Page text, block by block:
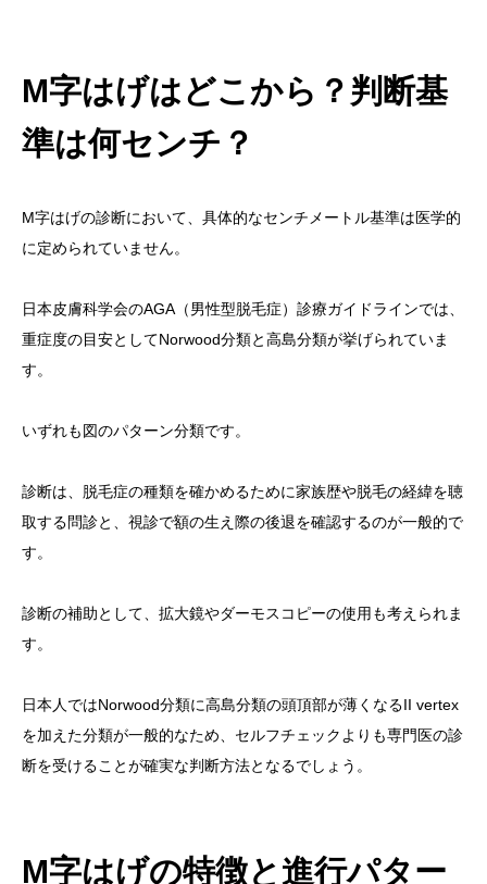
M字はげはどこから？判断基
準は何センチ？
M字はげの診断において、具体的なセンチメートル基準は医学的
に定められていません。
日本皮膚科学会のAGA（男性型脱毛症）診療ガイドラインでは、
重症度の目安としてNorwood分類と高島分類が挙げられていま
す。
いずれも図のパターン分類です。
診断は、脱毛症の種類を確かめるために家族歴や脱毛の経緯を聴
取する問診と、視診で額の生え際の後退を確認するのが一般的で
す。
診断の補助として、拡大鏡やダーモスコピーの使用も考えられま
す。
日本人ではNorwood分類に高島分類の頭頂部が薄くなるII vertex
を加えた分類が一般的なため、セルフチェックよりも専門医の診
断を受けることが確実な判断方法となるでしょう。
M字はげの特徴と進行パター